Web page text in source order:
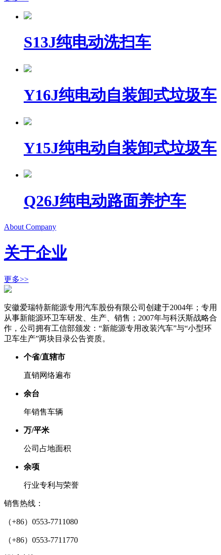
S13J纯电动洗扫车
Y16J纯电动自装卸式垃圾车
Y15J纯电动自装卸式垃圾车
Q26J纯电动路面养护车
About Company
关于企业
更多>>
安徽爱瑞特新能源专用汽车股份有限公司创建于2004年；专用
从事新能源环卫车研发、生产、销售；2007年与科沃斯战略合
作，公司拥有工信部颁发：“新能源专用改装汽车”与“小型环
卫车生产”两块目录公告资质。
个省/直辖市
直销网络遍布
余台
年销售车辆
万/平米
公司占地面积
余项
行业专利与荣誉
销售热线：
（+86）0553-7711080
（+86）0553-7711770